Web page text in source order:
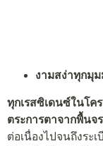
งามสง่าทุกมุม
ทุกเรสซิเดนซ์ในโค
ตระการตาจากพื้นจ
ต่อเนื่องไปจนถึงระ